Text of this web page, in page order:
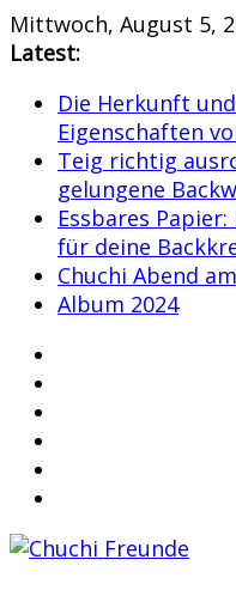
Skip
to
Mittwoch, August 5,
Latest:
Die Herkunft
Eigenschaften
Teig richtig
gelungene
Essbares
für deine
Chuchi Abend
Album 2024